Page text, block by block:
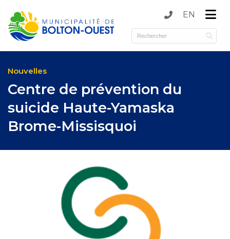
(Municipalité )
(Services )
EN
Nouvelles
Centre de prévention du
suicide Haute-Yamaska
Brome-Missisquoi